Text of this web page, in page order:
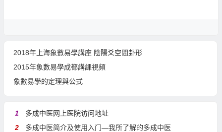
2018年上海象數易學講座 陰陽爻空間卦形
2015年象數易學成都講課視頻
象數易學的定理與公式
1
多成中医网上医院访问地址
2
多成中医简介及使用入门—我所了解的多成中医